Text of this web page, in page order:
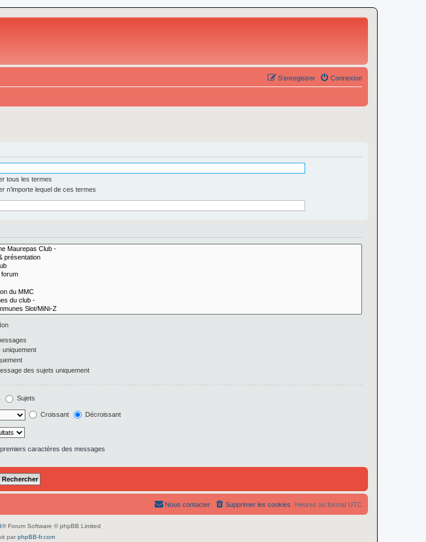
Connexion
S’enregistrer
tous les termes
n’importe lequel de ces termes
uniquement
des sujets uniquement
Sujets
Croissant Décroissant
premiers caractères des messages
Heures au format UTC
Supprimer les cookies
Nous contacter
® Forum Software © phpBB Limited
par phpBB-fr.com